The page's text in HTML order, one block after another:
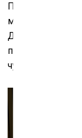
Посмотрите на
мая, они
Да и все
полном параде,
чудесно!